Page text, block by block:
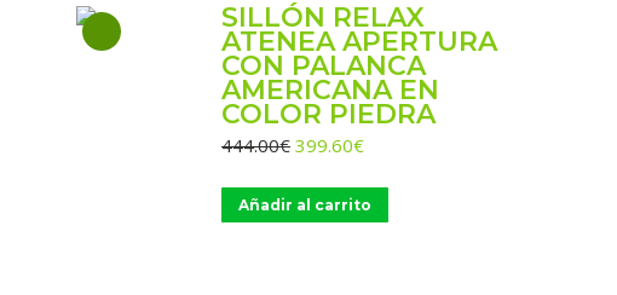
SILLÓN RELAX
ATENEA APERTURA
CON PALANCA
AMERICANA EN
COLOR PIEDRA
444.00€ El
original
era:
399.60€El
actual
es:
Añadir al carrito